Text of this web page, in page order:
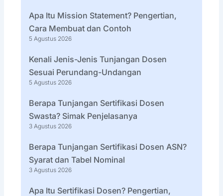
Apa Itu Mission Statement? Pengertian,
Cara Membuat dan Contoh
5 Agustus 2026
Kenali Jenis-Jenis Tunjangan Dosen
Sesuai Perundang-Undangan
5 Agustus 2026
Berapa Tunjangan Sertifikasi Dosen
Swasta? Simak Penjelasanya
3 Agustus 2026
Berapa Tunjangan Sertifikasi Dosen ASN?
Syarat dan Tabel Nominal
3 Agustus 2026
Apa Itu Sertifikasi Dosen? Pengertian,